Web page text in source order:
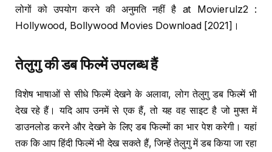
लोगों को उपयोग करने की अनुमति नहीं है at Movierulz2 :
Hollywood, Bollywood Movies Download [2021]।
तेलुगु की डब फिल्में उपलब्ध हैं
विशेष भाषाओं से सीधे फिल्में देखने के अलावा, लोग तेलुगु डब फिल्में भी
देख रहे हैं। यदि आप उनमें से एक हैं, तो यह वह साइट है जो मुफ्त में
डाउनलोड करने और देखने के लिए डब फिल्मों का भार पेश करेगी। यहां
तक ​​कि आप हिंदी फिल्में भी देख सकते हैं, जिन्हें तेलुगु में डब किया जा रहा